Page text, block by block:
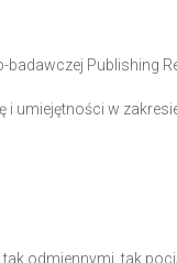
Publishing
umiejętności w
odmiennymi, tak